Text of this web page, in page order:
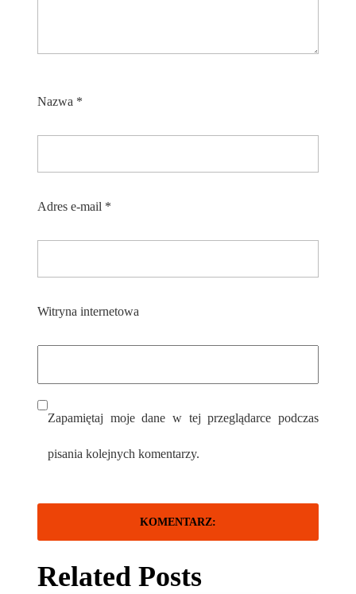
Nazwa *
Adres e-mail *
Witryna internetowa
Zapamiętaj moje dane w tej przeglądarce podczas
pisania kolejnych komentarzy.
Related Posts